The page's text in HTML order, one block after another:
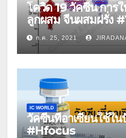
โควิด 19 วัคซีน การ
ลูกผสม จีนผสมฝรั่ง
Poovorawan
ก.ค. 25, 2021
IC WORLD
วัคซีนที่อาเซียนใช้ใน
#Hfocus